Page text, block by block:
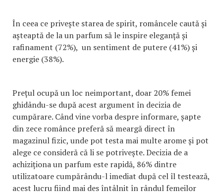
În ceea ce privește starea de spirit, româncele caută și
așteaptă de la un parfum să le inspire eleganță și
rafinament (72%), un sentiment de putere (41%) și
energie (38%).
Prețul ocupă un loc neimportant, doar 20% femei
ghidându-se după acest argument în decizia de
cumpărare. Când vine vorba despre informare, șapte
din zece românce preferă să meargă direct în
magazinul fizic, unde pot testa mai multe arome și pot
alege ce consideră că li se potrivește. Decizia de a
achiziționa un parfum este rapidă, 86% dintre
utilizatoare cumpărându-l imediat după cel îl testează,
acest lucru fiind mai des întâlnit în rândul femeilor